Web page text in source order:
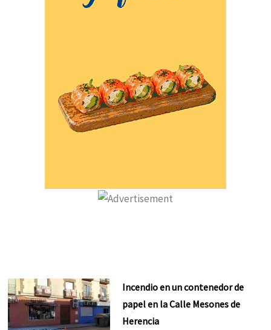
Incendio en un contenedor de
papel en la Calle Mesones de
Herencia